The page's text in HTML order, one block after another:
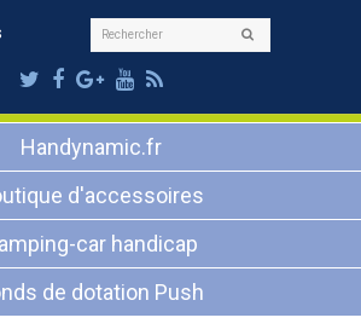
Rechercher
Twitter
Facebook
Google
Plus
Youtube
RSS
Handynamic.fr
d'accessoires
car handicap
de dotation Push